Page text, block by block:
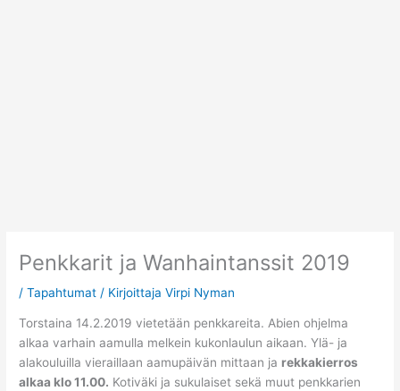
Penkkarit ja Wanhaintanssit 2019
/Tapahtumat / KirjoittajaVirpi Nyman
Torstaina 14.2.2019 vietetään penkkareita. Abien ohjelma
alkaa varhain aamulla melkein kukonlaulun aikaan. Ylä- ja
alakouluilla vieraillaan aamupäivän mittaan ja rekkakierros
alkaa klo 11.00. Kotiväki ja sukulaiset sekä muut penkkarien